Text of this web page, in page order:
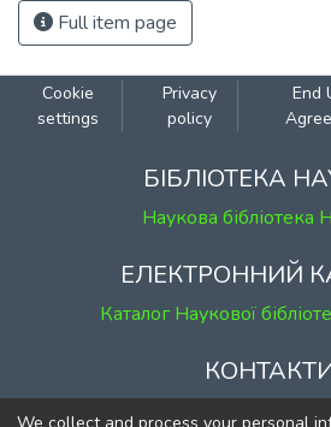
Full item page
Cookie
settings
Privacy
policy
End
БІБЛІОТЕКА
Наукова
ЕЛЕКТРОННИЙ
Каталог Наукової
м. Київ, вул. Григорія